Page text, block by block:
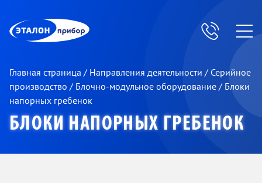
Главная страница / Направления деятельности / Серийное
производство / Блочно-модульное оборудование / Блоки
напорных гребенок
БЛОКИ НАПОРНЫХ ГРЕБЕНОК